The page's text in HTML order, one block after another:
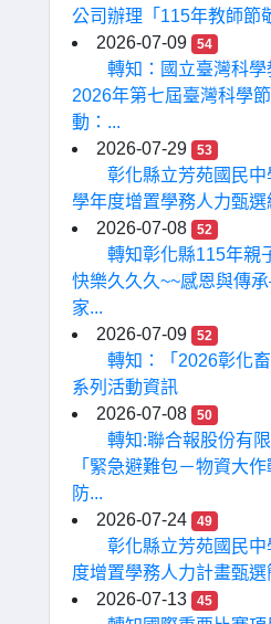
公司辦理「115年教師節
2026-07-09
54
轉知：國立臺灣科學
2026年第七屆臺灣科學
動：...
2026-07-29
53
彰化縣立芳苑國民
學年度增置學務人力甄選
2026-07-08
52
轉知彰化縣115年親
快樂久久久~~感恩與傳
家...
2026-07-09
52
轉知：「2026彰化畜
系列活動資訊
2026-07-08
50
轉知:聯合報股份有
「緊急避難包－物資大作
防...
2026-07-24
49
彰化縣立芳苑國民
度增置學務人力計畫甄選
2026-07-13
45